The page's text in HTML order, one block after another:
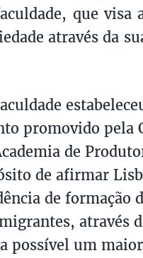
que
através da
promovido pela
de
de afirmar
de formação
através
possível um